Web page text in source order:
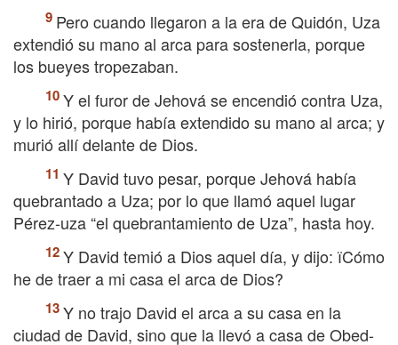
Pero cuando llegaron a la era de Quidón, Uza
extendió su mano al arca para sostenerla, porque
los bueyes tropezaban.
Y el furor de Jehová se encendió contra Uza,
y lo hirió, porque había extendido su mano al arca; y
murió allí delante de Dios.
Y David tuvo pesar, porque Jehová había
quebrantado a Uza; por lo que llamó aquel lugar
Pérez-uza “el quebrantamiento de Uza”, hasta hoy.
Y David temió a Dios aquel día, y dijo: їCómo
he de traer a mi casa el arca de Dios?
Y no trajo David el arca a su casa en la
ciudad de David, sino que la llevó a casa de Obed-